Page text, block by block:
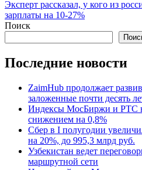
по
записям
Эксперт рассказал, у кого из
зарплаты на 10-27%
Поиск
Последние новости
ZaimHub продолжает
заложенные почти десять
Индексы МосБиржи и РТС
снижением на 0,8%
Сбер в I полугодии
на 20%, до 995,3 млрд руб.
Узбекистан ведет
маршрутной сети